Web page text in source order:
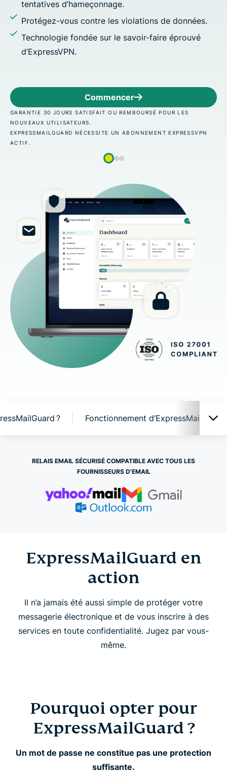
les violations de données.
sur le savoir-faire éprouvé
OU REMBOURSÉ POUR LES
UN ABONNEMENT EXPRESSVPN
GARANTIE 30 JOURS
EXPRESSMAILGUARD
? Fonctionnement d’ExpressMailGuard
ExpressMailGuard en action
Pourquoi opter pour ExpressMailGuard ?
Caractéristiques d’ExpressMailGuard
RELAIS EMAIL SÉCURISÉ COMPATIBLE AVEC TOUS LES
FOURNISSEURS D'EMAIL
ExpressMailGuard en
action
Il n’a jamais été aussi simple de protéger votre
messagerie électronique et de vous inscrire à des
services en toute confidentialité. Jugez par vous-
même.
Pourquoi opter pour
ExpressMailGuard ?
Un mot de passe ne constitue pas une protection
suffisante.